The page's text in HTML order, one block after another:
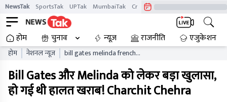
NewsTak SportsTak UPTak MumbaiTak CrimeTak
होम चुनाव न्यूज़ राजनीति एजुकेशन
होम नेशनल न्यूज़
bill gates melinda french
Bill Gates और Melinda को लेकर बड़ा खुलासा,
हो गई थी हालत खराब! Charchit Chehra